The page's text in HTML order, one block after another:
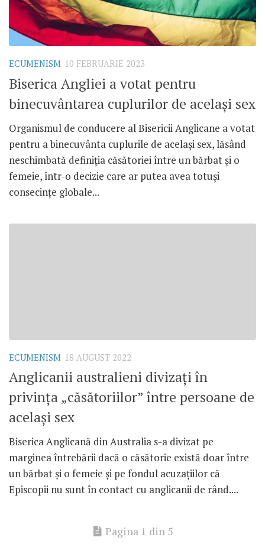
ECUMENISM 10 FEBRUARIE 2023
Biserica Angliei a votat pentru
binecuvântarea cuplurilor de același sex
Organismul de conducere al Bisericii Anglicane a votat
pentru a binecuvânta cuplurile de același sex, lăsând
neschimbată definiția căsătoriei între un bărbat și o
femeie, într-o decizie care ar putea avea totuși
consecințe globale...
ECUMENISM 18 AUGUST 2022
Anglicanii australieni divizați în
privința „căsătoriilor” între persoane de
același sex
Biserica Anglicană din Australia s-a divizat pe
marginea întrebării dacă o căsătorie există doar între
un bărbat și o femeie și pe fondul acuzațiilor că
Episcopii nu sunt în contact cu anglicanii de rând....
Pagina 1 din 5